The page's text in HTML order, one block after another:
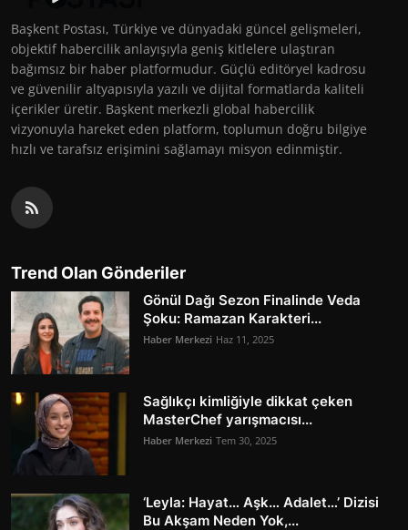
Başkent Postası, Türkiye ve dünyadaki güncel gelişmeleri,
objektif habercilik anlayışıyla geniş kitlelere ulaştıran
bağımsız bir haber platformudur. Güçlü editöryel kadrosu
ve güvenilir altyapısıyla yazılı ve dijital formatlarda kaliteli
içerikler üretir. Başkent merkezli global habercilik
vizyonuyla hareket eden platform, toplumun doğru bilgiye
hızlı ve tarafsız erişimini sağlamayı misyon edinmiştir.
Trend Olan Gönderiler
Gönül Dağı Sezon Finalinde Veda
Şoku: Ramazan Karakteri...
Haber Merkezi Haz 11, 2025
Sağlıkçı kimliğiyle dikkat çeken
MasterChef yarışmacısı...
Haber Merkezi Tem 30, 2025
‘Leyla: Hayat… Aşk… Adalet…’ Dizisi
Bu Akşam Neden Yok,...